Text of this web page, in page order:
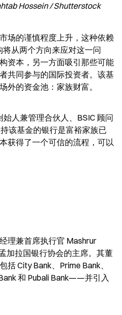
Hossein / Shutterstock
场的谨慎程度上升，这种依赖
从两个方向来应对这一问
资本，另一方面吸引那些可能
共同参与的国际投资者。该基
外的资金池：家族财富。
人兼管理合伙人、BSIC 顾问
该基金的银行是富裕家族已
获得了一个可信的流程，可以
理兼首席执行官 Mashrur
加拉国银行协会的主席。其董
City Bank、Prime Bank、
和 Pubali Bank——并引入